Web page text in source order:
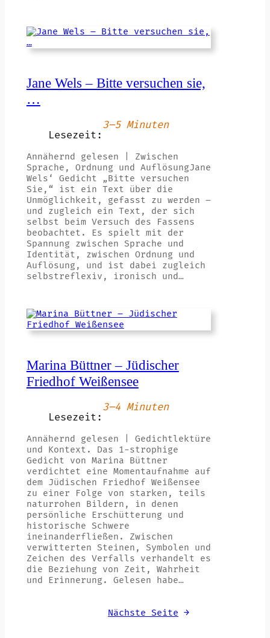
Jane Wels – Bitte versuchen sie,
…
Lesezeit:
3–5 Minuten
Annähernd gelesen | Zwischen
Sprache, Ordnung und AuflösungJane
Wels‘ Gedicht „Bitte versuchen
Sie,“ ist ein Text über die
Unmöglichkeit, gefasst zu werden –
und zugleich ein Text, der sich
selbst beim Versuch des Fassens
beobachtet. Es spielt mit der
Spannung zwischen Sprache und
Identität, zwischen Ordnung und
Auflösung, und ist dabei zugleich
selbstreflexiv, ironisch und…
Marina Büttner – Jüdischer
Friedhof Weißensee
Lesezeit:
3–4 Minuten
Annähernd gelesen | Gedichtlektüre
und Kontext. Das 1-strophige
Gedicht von Marina Büttner
verdichtet eine Momentaufnahme auf
dem Jüdischen Friedhof Weißensee
zu einer Folge von starken, teils
naturrohen Bildern, in denen
persönliche Erschütterung und
historische Schwere
ineinanderfließen. Zwischen
verwitterten Steinen, Symbolen und
Zeichen des Verfalls verhandelt es
die Beziehung von Zeit, Wahrheit
und Erinnerung. Gelesen habe…
Nächste Seite →